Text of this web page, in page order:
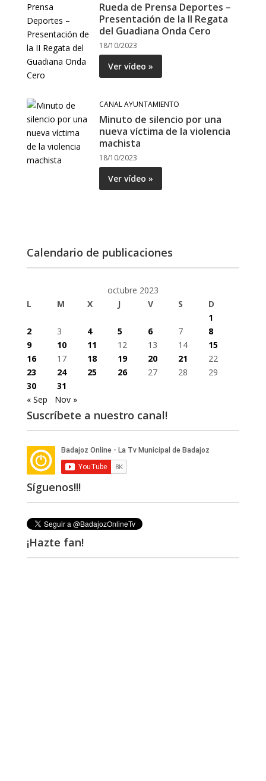
Rueda de Prensa Deportes –
Presentación de la II Regata
del Guadiana Onda Cero
18/10/2023
Ver vídeo »
CANAL AYUNTAMIENTO
Minuto de silencio por una
nueva víctima de la violencia
machista
18/10/2023
Ver vídeo »
Calendario de publicaciones
octubre 2023
L
M X J V S
D
1
2
3 4 5 6 7
8
9
10 11 12 13 14
15
16
17 18 19 20 21
22
23
24 25 26 27 28
29
30
31
« Sep
Nov »
Suscríbete a nuestro canal!
Síguenos!!!
¡Hazte fan!